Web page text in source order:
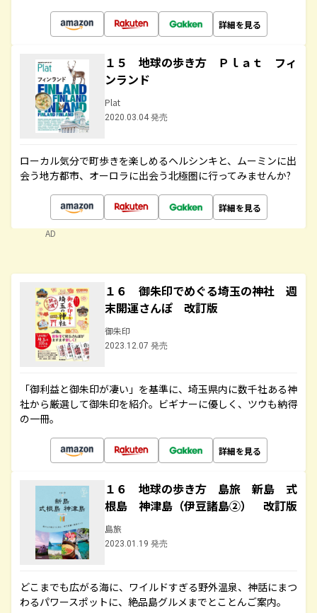
詳細を見る
１５ 地球の歩き方 Ｐｌａｔ フィ
ンランド
Plat
2020.03.04 発売
ローカル気分で町歩きを楽しめるヘルシンキと、ムーミンに出
会う地方都市、オーロラに出会う北極圏に行ってみませんか?
詳細を見る
AD
１６ 御朱印でめぐる埼玉の神社 週
末開運さんぽ 改訂版
御朱印
2023.12.07 発売
「御利益と御朱印が凄い」を基準に、埼玉県内に数千社ある神
社から厳選して御朱印を紹介。ビギナーに優しく、ツウも納得
の一冊。
詳細を見る
１６ 地球の歩き方 島旅 新島 式
根島 神津島（伊豆諸島②） 改訂版
島旅
2023.01.19 発売
どこまでも広がる海に、ワイルドすぎる野外温泉、神話にまつ
わるパワースポットに、絶品島グルメまでとことんご案内。